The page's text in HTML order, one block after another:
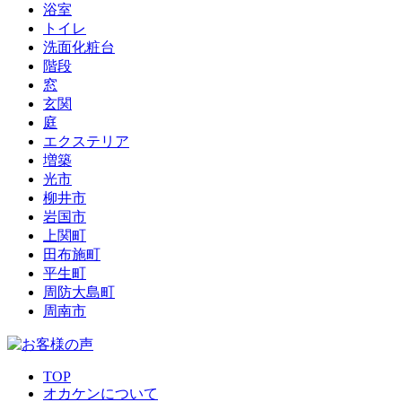
浴室
トイレ
洗面化粧台
階段
窓
玄関
庭
エクステリア
増築
光市
柳井市
岩国市
上関町
田布施町
平生町
周防大島町
周南市
TOP
オカケンについて